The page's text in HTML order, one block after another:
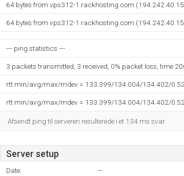
64 bytes from vps312-1.rackhosting.com
64 bytes from vps312-1.rackhosting.com
--- ping statistics ---
3 packets transmitted, 3 received, 0% packet loss, time
rtt min/avg/max/mdev = 133.399/134.004/134.402/
rtt min/avg/max/mdev = 133.399/134.004/134.402/
Afsendt ping til serveren resulterede i et 134 ms svar.
Server setup
Date: --